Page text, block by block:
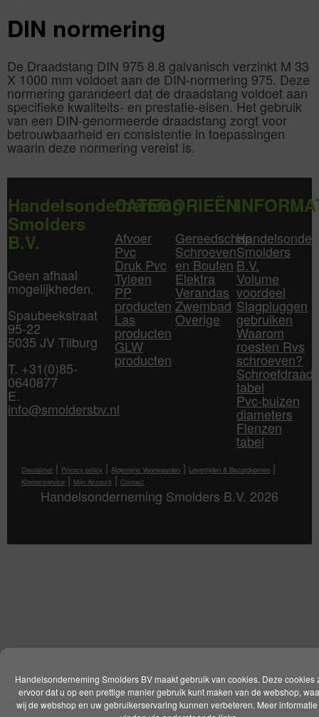
Handelsonderneming Smolders BV maakt gebruik van cookies. Deze cookies
ervoor dat u op een prettige manier gebruik kunt maken van de webshop,
wij de webshop en uw gebruikerservaring kunnen verbeteren. Meer
DIN normering
De Draadstang DIN 975 8.8 galvanisch verzinkt M 33
X 1000 mm voldoet aan de DIN-normering 975. Deze
normering garandeert dat de draadstang voldoet aan
specifieke kwaliteits- en prestatie-eisen. Het gebruik
van een DIN-genormeerde draadstang zorgt voor
betrouwbaarheid en consistentie in toepassingen
waarin deze normering vereist is.
Handelsonderneming
Smolders
B.V.
Geen afhaal
mogelijkheden.
Spaubeekstraat
95-22
5035 JV Tilburg
T. +31(0)85-
0640877
E.
info@smoldersbv.nl
CATEGORIEËN
Afvoer
Pvc
Druk Pvc
Tyleen
PP
producten
Las
producten
GLW
producten
Gereedschap
Schroeven
en Bouten
Elektra
Verandas
Zwembad
Overige
Smolders
B.V.
Volume
voordeel
Slagpluggen
gebruiken
Waarom
roesten Rvs
schroeven?
Schroefdraad
tabel
Pvc-buizen
diameters
Flenzen
tabel
Disclaimer | Privacy policy | Algemene Voorwaarden | Levertijden & Bezorgkosten |
Klantenservice | Mijn Account | Contact
Handelsonderneming Smolders B.V. 2026